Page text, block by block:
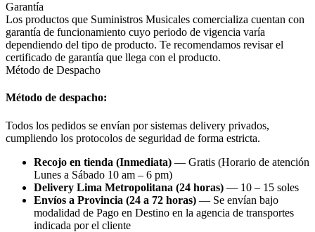
Garantía
Los productos que Suministros Musicales comercializa cuentan con
garantía de funcionamiento cuyo periodo de vigencia varía
dependiendo del tipo de producto. Te recomendamos revisar el
certificado de garantía que llega con el producto.
Método de Despacho
Método de despacho:
Todos los pedidos se envían por sistemas delivery privados,
cumpliendo los protocolos de seguridad de forma estricta.
Recojo en tienda (Inmediata) — Gratis (Horario de atención
Lunes a Sábado 10 am – 6 pm)
Delivery Lima Metropolitana (24 horas) — 10 – 15 soles
Envíos a Provincia (24 a 72 horas) — Se envían bajo
modalidad de Pago en Destino en la agencia de transportes
indicada por el cliente